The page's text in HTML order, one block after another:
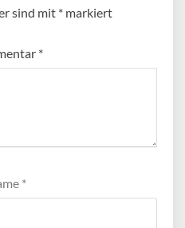
sind mit *markiert
*
*